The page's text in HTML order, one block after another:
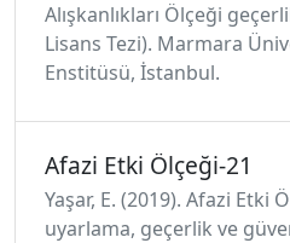
Alışkanlıkları Ölçeği
Lisans Tezi). Marmara
Enstitüsü, İstanbul.
Afazi Etki Ölçeği-21
Yaşar, E. (2019). Afazi Etki
uyarlama, geçerlik ve